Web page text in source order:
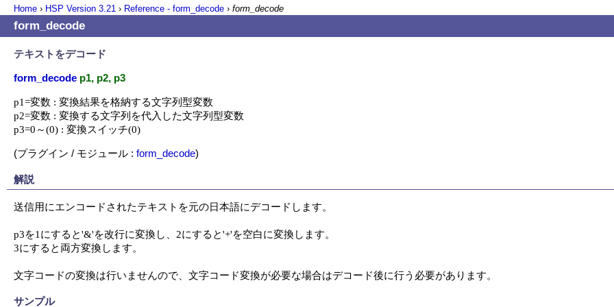
Home › HSP Version 3.21 › Reference - form_decode › form_decode
form_decode
テキストをデコード
form_decode p1, p2, p3
p1=変数 : 変換結果を格納する文字列型変数
p2=変数 : 変換する文字列を代入した文字列型変数
p3=0～(0) : 変換スイッチ(0)
(プラグイン / モジュール : form_decode)
解説
送信用にエンコードされたテキストを元の日本語にデコードします。
p3を1にすると'&'を改行に変換し、2にすると'+'を空白に変換します。
3にすると両方変換します。
文字コードの変換は行いませんので、文字コード変換が必要な場合はデコード後に行う必要があります。
サンプル